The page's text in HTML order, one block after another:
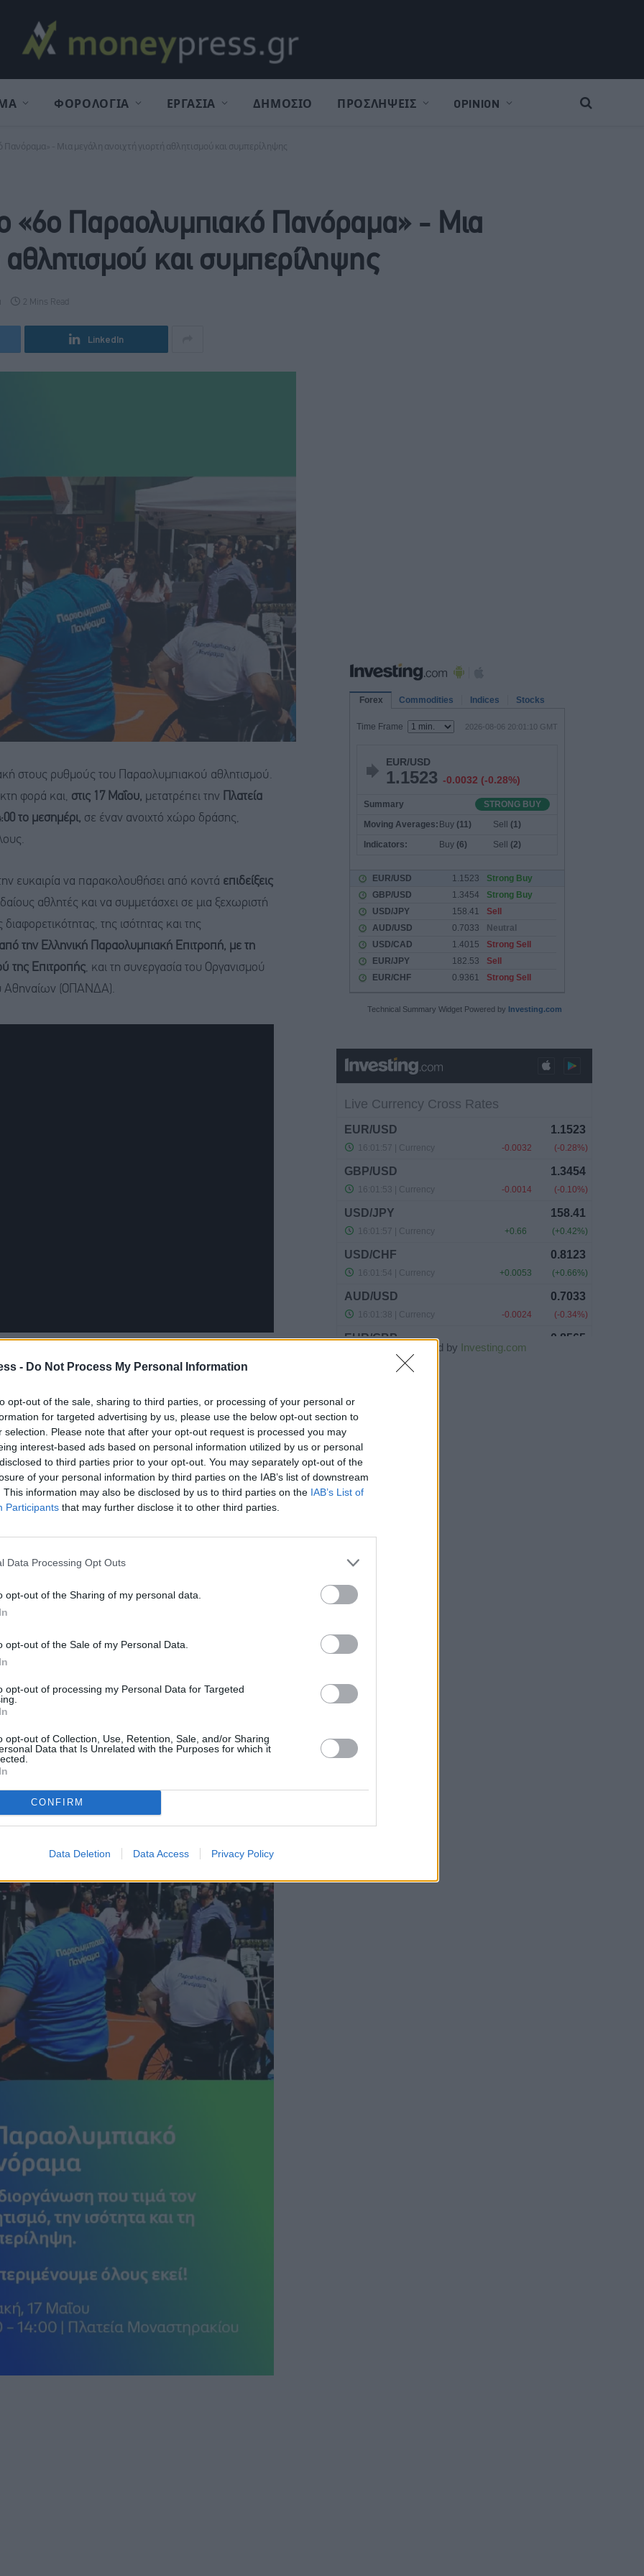
- Do Not Process My Personal Information
opt-out of the sale, sharing to third parties, or processing of your personal or
for targeted advertising by us, please use the below opt-out section to
selection. Please note that after your opt-out request is processed you may
interest-based ads based on personal information utilized by us or personal
to third parties prior to your opt-out. You may separately opt-out of the
of your personal information by third parties on the IAB’s list of downstream
This information may also be disclosed by us to third parties on the IAB’s List of
Participants that may further disclose it to other third parties.
Data Processing Opt Outs
opt-out of the Sharing of my personal data.
opt-out of the Sale of my Personal Data.
opt-out of processing my Personal Data for Targeted
opt-out of Collection, Use, Retention, Sale, and/or Sharing
Data that Is Unrelated with the Purposes for which it
CONFIRM
Data Deletion Data Access Privacy Policy
ΦΟΡΟΛΟΓΙΑ ΕΡΓΑΣΙΑ ΔΗΜΟΣΙΟ ΠΡΟΣΛΗΨΕΙΣ OPINION
- Μια μεγάλη ανοιχτή γιορτή αθλητισμού και συμπερίληψης
«6ο Παραολυμπιακό Πανόραμα» - Μια
αθλητισμού και συμπερίληψης
2 Mins Read
LinkedIn
στους ρυθμούς του Παραολυμπιακού αθλητισμού.
φορά και, στις 17 Μαΐου, μετατρέπει την
Πλατεία
το μεσημέρι, σε έναν ανοιχτό χώρο δράσης,
ευκαιρία να παρακολουθήσει από κοντά επιδείξεις
αθλητές και να συμμετάσχει σε μια ξεχωριστή
της ισότητας και της
από την Ελληνική Παραολυμπιακή Επιτροπή, με τη
της Επιτροπής, και τη συνεργασία του Οργανισμού
Αθηναίων (ΟΠΑΝΔΑ).
7 Παραολυμπιακά αθλήματα: Μπότσια,
Αντισφαίριση, Ποδόσφαιρο
Οι επισκέπτες θα μπορούν όχι μόνο
τις ιδιαιτερότητες κάθε αθλήματος και να
κινήματος.
φέτος να στείλει έναισχυρό μήνυμα αποδοχής,
, μέσα από τη δύναμη του αθλητισμού. Η
Παραολυμπιακή Επιτροπή και τους Έλληνες
από το 2018.ΩςΧρυσός Χορηγός της Επιτροπής
δράσεις και ενημερωτικές καμπάνιες να ενισχύσει
κινήματος στην Ελλάδα.
συνάντησης για όλους όσοι θέλουν να
και να συμμετάσχουν σε μια
Technical Summary Widget Powered by Investing.com
Powered by Investing.com